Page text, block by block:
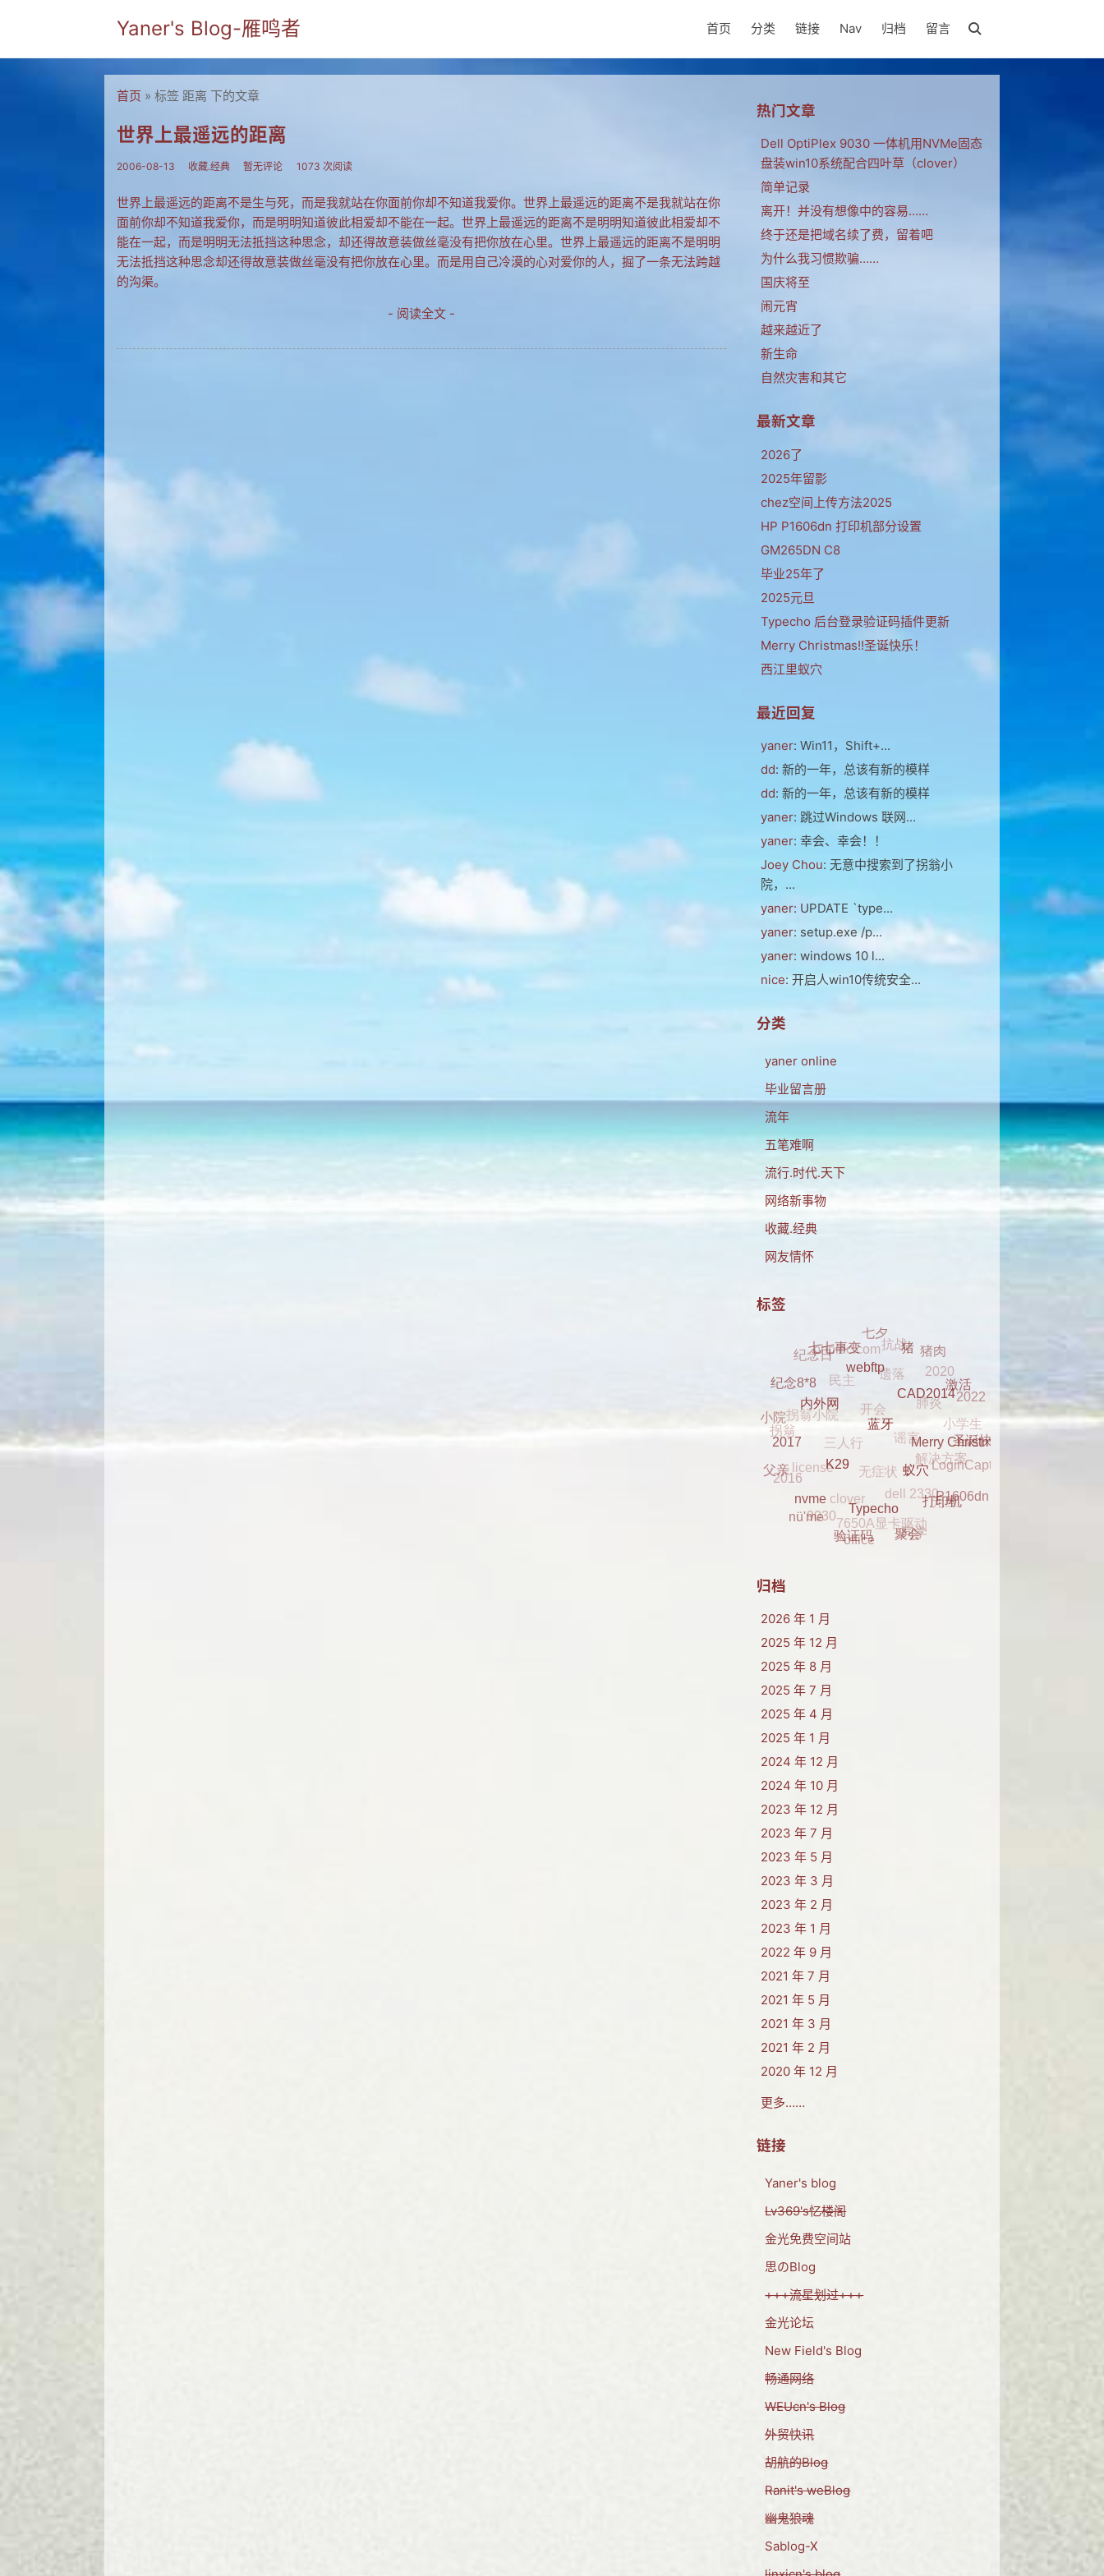
Yaner's Blog-雁鸣者 首页 分类 链接 Nav 归档 留言
首页 » 标签 距离 下的文章
世界上最遥远的距离
2006-08-13 收藏.经典 暂无评论 1073 次阅读
世界上最遥远的距离不是生与死，而是我就站在你面前你却不知道我爱你。世界上最遥远的距离不是我就站在你
面前你却不知道我爱你，而是明明知道彼此相爱却不能在一起。世界上最遥远的距离不是明明知道彼此相爱却不
能在一起，而是明明无法抵挡这种思念，却还得故意装做丝毫没有把你放在心里。世界上最遥远的距离不是明明
无法抵挡这种思念却还得故意装做丝毫没有把你放在心里。而是用自己冷漠的心对爱你的人，掘了一条无法跨越
的沟渠。
- 阅读全文 -
热门文章
Dell OptiPlex 9030 一体机用NVMe固态
盘装win10系统配合四叶草（clover）
简单记录
离开！并没有想像中的容易……
终于还是把域名续了费，留着吧
为什么我习惯欺骗……
国庆将至
闹元宵
越来越近了
新生命
自然灾害和其它
最新文章
2026了
2025年留影
chez空间上传方法2025
HP P1606dn 打印机部分设置
GM265DN C8
毕业25年了
2025元旦
Typecho 后台登录验证码插件更新
Merry Christmas!!圣诞快乐！
西江里蚁穴
最近回复
yaner: Win11，Shift+...
dd: 新的一年，总该有新的模样
dd: 新的一年，总该有新的模样
yaner: 跳过Windows 联网...
yaner: 幸会、幸会！！
Joey Chou: 无意中搜索到了拐翁小
院，...
yaner: UPDATE `type...
yaner: setup.exe /p...
yaner: windows 10 l...
nice: 开启人win10传统安全...
分类
yaner online
毕业留言册
流年
五笔难啊
流行.时代.天下
网络新事物
收藏.经典
网友情怀
标签
P1606dn
打印机
聚会
同学
元旦
LoginCaptcha
圣诞快乐
Merry Christmas
蚁穴
Typecho
验证码
office
7650A显卡驱动
dell 2330
解决方案
小学生
2022
激活
CAD2014
蓝牙
K29
nvme
nü'me
9030
clover
无症状
谣言
肺炎
2020
猪肉
猪
webftp
内外网
2017
父亲
2016
license
三人行
开会
遗落
抗战
七夕
七七事变
纪念8*8
小院
拐翁
拐翁小院
民主
phpidc.com
纪念日
归档
2026 年 1 月
2025 年 12 月
2025 年 8 月
2025 年 7 月
2025 年 4 月
2025 年 1 月
2024 年 12 月
2024 年 10 月
2023 年 12 月
2023 年 7 月
2023 年 5 月
2023 年 3 月
2023 年 2 月
2023 年 1 月
2022 年 9 月
2021 年 7 月
2021 年 5 月
2021 年 3 月
2021 年 2 月
2020 年 12 月
更多……
链接
Yaner's blog
Lv369's忆楼阁
金光免费空间站
思のBlog
+++流星划过+++
金光论坛
New Field's Blog
畅通网络
WEUcn's Blog
外贸快讯
胡航的Blog
Ranit's weBlog
幽鬼狼魂
Sablog-X